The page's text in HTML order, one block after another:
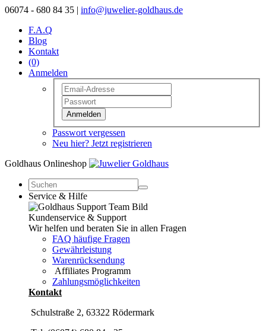
06074 - 680 84 35 | info@juwelier-goldhaus.de
F.A.Q
Blog
Kontakt
(0)
Anmelden
Anmelden
Passwort vergessen
Neu hier? Jetzt registrieren
Goldhaus Onlineshop
Service & Hilfe
Kundenservice & Support
Wir helfen und beraten Sie in allen Fragen
FAQ häufige Fragen
Gewährleistung
Warenrücksendung
Affiliates Programm
Zahlungsmöglichkeiten
Kontakt
Schulstraße 2, 63322 Rödermark